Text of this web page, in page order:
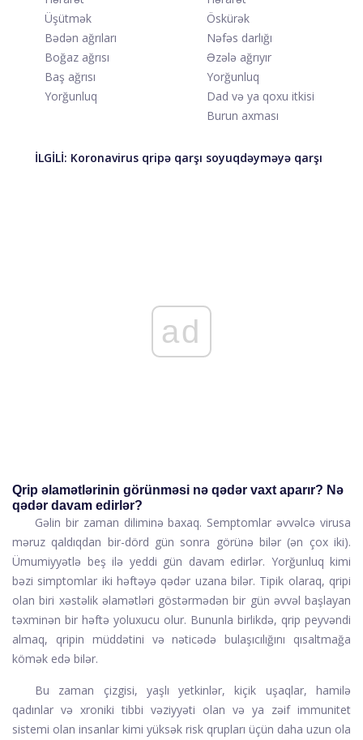
Üşütmək
Bədən ağrıları
Boğaz ağrısı
Baş ağrısı
Yorğunluq
Öskürək
Nəfəs darlığı
Əzələ ağrıyır
Yorğunluq
Dad və ya qoxu itkisi
Burun axması
İLGİLİ: Koronavirus qripə qarşı soyuqdəyməyə qarşı
ad
Qrip əlamətlərinin görünməsi nə qədər vaxt aparır? Nə
qədər davam edirlər?
Gəlin bir zaman diliminə baxaq. Semptomlar əvvəlcə virusa
məruz qaldıqdan bir-dörd gün sonra görünə bilər (ən çox iki).
Ümumiyyətlə beş ilə yeddi gün davam edirlər. Yorğunluq kimi
bəzi simptomlar iki həftəyə qədər uzana bilər. Tipik olaraq, qripi
olan biri xəstəlik əlamətləri göstərmədən bir gün əvvəl başlayan
təxminən bir həftə yoluxucu olur. Bununla birlikdə, qrip peyvəndi
almaq, qripin müddətini və nəticədə bulaşıcılığını qısaltmağa
kömək edə bilər.
Bu zaman çizgisi, yaşlı yetkinlər, kiçik uşaqlar, hamilə
qadınlar və xroniki tibbi vəziyyəti olan və ya zəif immunitet
sistemi olan insanlar kimi yüksək risk qrupları üçün daha uzun ola